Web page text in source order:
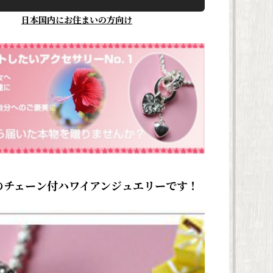
日本国内にお住まいの方向け
ェーン付ハワイアンジュエリーです！